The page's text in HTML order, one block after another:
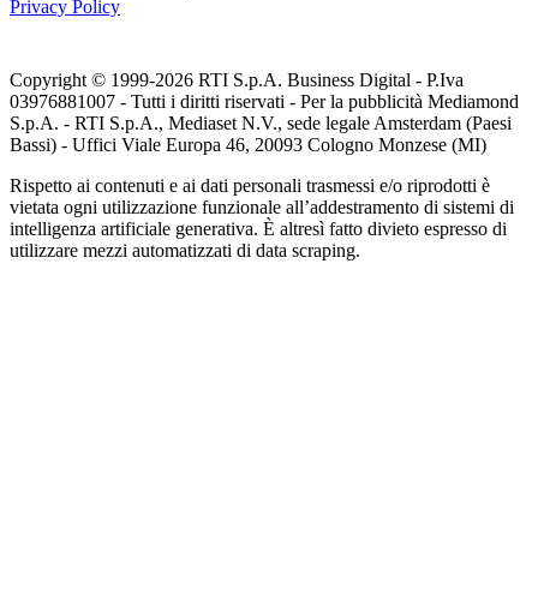
Privacy Policy
Copyright © 1999-2026 RTI S.p.A. Business Digital - P.Iva
03976881007 - Tutti i diritti riservati - Per la pubblicità Mediamond
S.p.A. - RTI S.p.A., Mediaset N.V., sede legale Amsterdam (Paesi
Bassi) - Uffici Viale Europa 46, 20093 Cologno Monzese (MI)
Rispetto ai contenuti e ai dati personali trasmessi e/o riprodotti è
vietata ogni utilizzazione funzionale all’addestramento di sistemi di
intelligenza artificiale generativa. È altresì fatto divieto espresso di
utilizzare mezzi automatizzati di data scraping.